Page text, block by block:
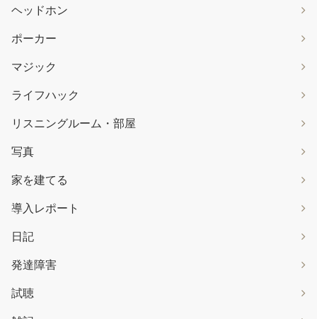
ヘッドホン
ポーカー
マジック
ライフハック
リスニングルーム・部屋
写真
家を建てる
導入レポート
日記
発達障害
試聴